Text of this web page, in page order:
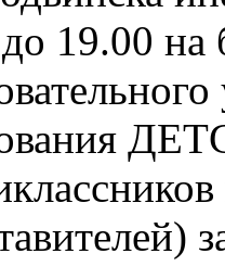
19.00 на